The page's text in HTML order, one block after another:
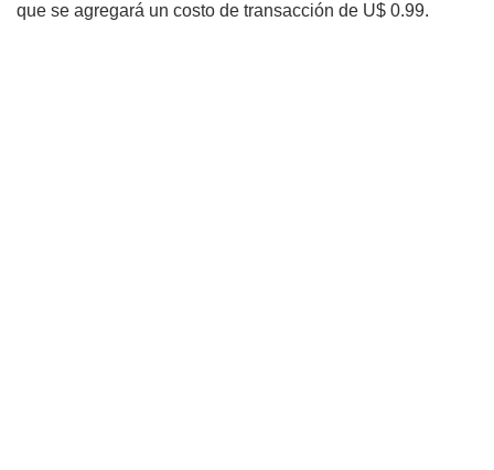
que se agregará un costo de transacción de U$ 0.99.